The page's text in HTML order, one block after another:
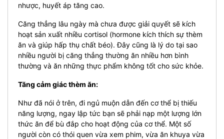
nhược, huyết áp tăng cao.
Căng thẳng lâu ngày mà chưa được giải quyết sẽ kích
hoạt sản xuất nhiều cortisol (hormone kích thích sự thèm
ăn và giúp hấp thụ chất béo). Đây cũng là lý do tại sao
nhiều người bị căng thẳng thường ăn nhiều hơn bình
thường và ăn những thực phẩm không tốt cho sức khỏe.
Tăng cảm giác thèm ăn:
Như đã nói ở trên, đi ngủ muộn dẫn đến cơ thể bị thiếu
năng lượng, ngay lập tức bạn sẽ phải nạp một lượng lớn
thức ăn để bù đắp cho hoạt động của cơ thể. Một số
người còn có thói quen vừa xem phim, vừa ăn khuya vừa